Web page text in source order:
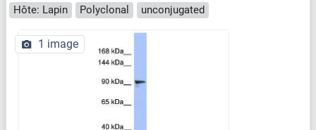
Hôte: Lapin
Polyclonal unconjugated
1 image